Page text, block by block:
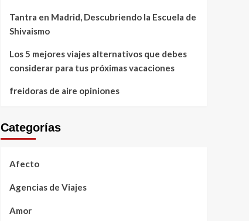
Tantra en Madrid, Descubriendo la Escuela de
Shivaismo
Los 5 mejores viajes alternativos que debes
considerar para tus próximas vacaciones
freidoras de aire opiniones
Categorías
Afecto
Agencias de Viajes
Amor